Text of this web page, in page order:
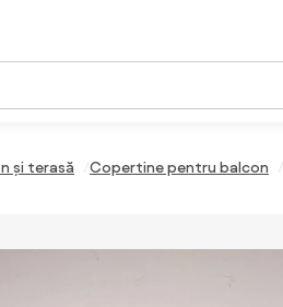
și terasă Copertine pentru balcon